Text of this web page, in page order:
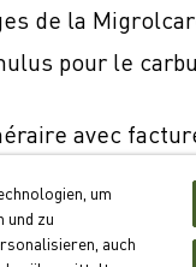
de la
pour le
avec
Migrolcard
um
und zu
auch